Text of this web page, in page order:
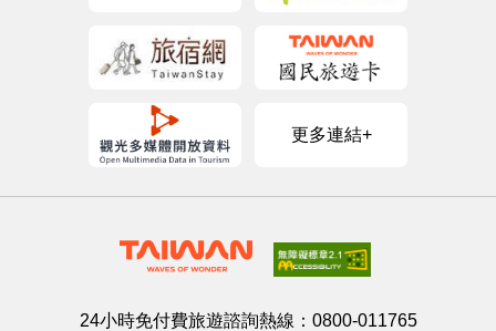
更多連結+
24小時免付費旅遊諮詢熱線： 0800-011765